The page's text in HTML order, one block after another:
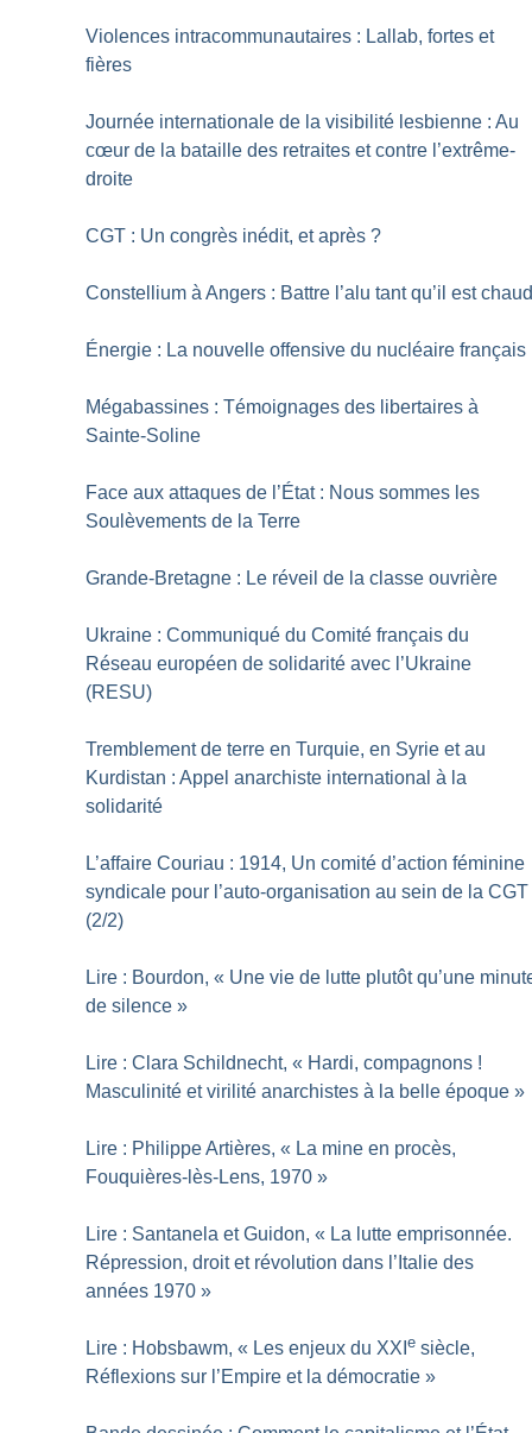
Violences intracommunautaires : Lallab, fortes et
fières
Journée internationale de la visibilité lesbienne : Au
cœur de la bataille des retraites et contre l’extrême-
droite
CGT : Un congrès inédit, et après ?
Constellium à Angers : Battre l’alu tant qu’il est
Énergie : La nouvelle offensive du nucléaire français
Mégabassines : Témoignages des libertaires à
Sainte-Soline
Face aux attaques de l’État : Nous sommes les
Soulèvements de la Terre
Grande-Bretagne : Le réveil de la classe ouvrière
Ukraine : Communiqué du Comité français du
Réseau européen de solidarité avec l’Ukraine
(RESU)
Tremblement de terre en Turquie, en Syrie et au
Kurdistan : Appel anarchiste international à la
solidarité
L’affaire Couriau : 1914, Un comité d’action féminine
syndicale pour l’auto-organisation au sein de la CGT
(2/2)
Lire : Bourdon, « Une vie de lutte plutôt qu’une
de silence »
Lire : Clara Schildnecht, « Hardi, compagnons !
Masculinité et virilité anarchistes à la belle époque »
Lire : Philippe Artières, « La mine en procès,
Fouquières-lès-Lens, 1970 »
Lire : Santanela et Guidon, « La lutte emprisonnée.
Répression, droit et révolution dans l’Italie des
années 1970 »
Lire : Hobsbawm, « Les enjeux du XXIe siècle,
Réflexions sur l’Empire et la démocratie »